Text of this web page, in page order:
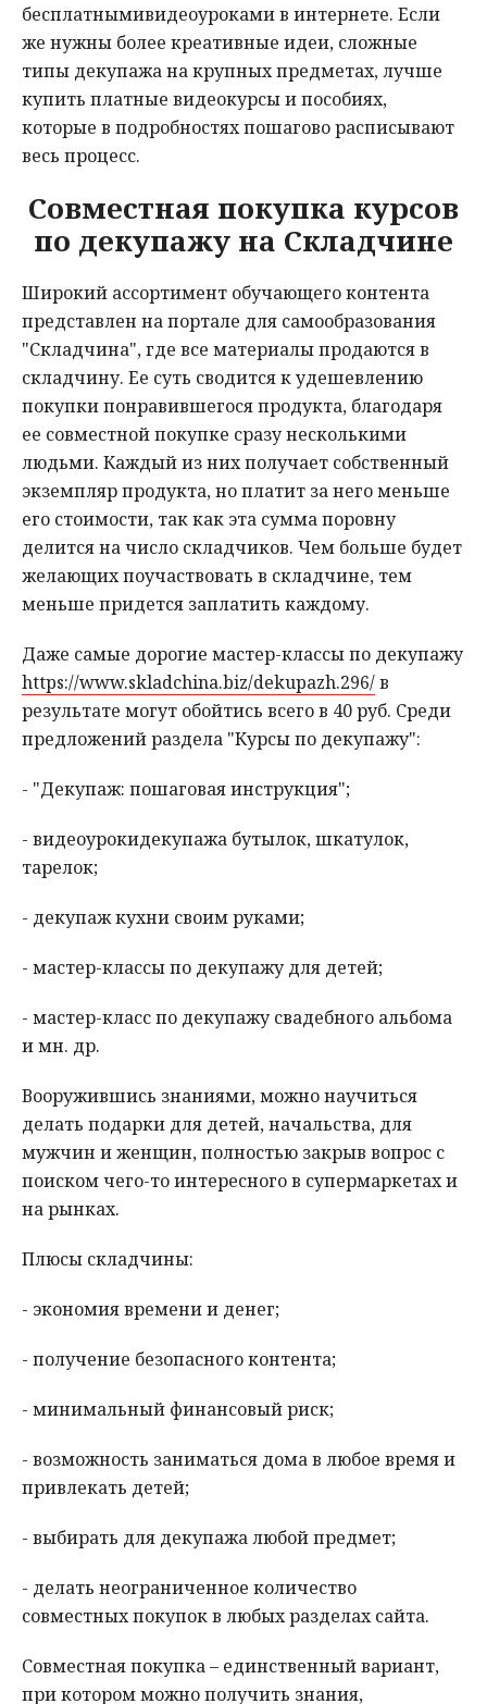
бесплатнымивидеоуроками в интернете. Если
же нужны более креативные идеи, сложные
типы декупажа на крупных предметах, лучше
купить платные видеокурсы и пособиях,
которые в подробностях пошагово расписывают
весь процесс.
Совместная покупка курсов
по декупажу на Складчине
Широкий ассортимент обучающего контента
представлен на портале для самообразования
"Складчина", где все материалы продаются в
складчину. Ее суть сводится к удешевлению
покупки понравившегося продукта, благодаря
ее совместной покупке сразу несколькими
людьми. Каждый из них получает собственный
экземпляр продукта, но платит за него меньше
его стоимости, так как эта сумма поровну
делится на число складчиков. Чем больше будет
желающих поучаствовать в складчине, тем
меньше придется заплатить каждому.
Даже самые дорогие мастер-классы по декупажу
https://www.skladchina.biz/dekupazh.296/в
результате могут обойтись всего в 40 руб. Среди
предложений раздела "Курсы по декупажу":
- "Декупаж: пошаговая инструкция";
- видеоурокидекупажа бутылок, шкатулок,
тарелок;
- декупаж кухни своим руками;
- мастер-классы по декупажу для детей;
- мастер-класс по декупажу свадебного альбома
и мн. др.
Вооружившись знаниями, можно научиться
делать подарки для детей, начальства, для
мужчин и женщин, полностью закрыв вопрос с
поиском чего-то интересного в супермаркетах и
на рынках.
Плюсы складчины:
- экономия времени и денег;
- получение безопасного контента;
- минимальный финансовый риск;
- возможность заниматься дома в любое время и
привлекать детей;
- выбирать для декупажа любой предмет;
- делать неограниченное количество
совместных покупок в любых разделах сайта.
Совместная покупка – единственный вариант,
при котором можно получить знания,